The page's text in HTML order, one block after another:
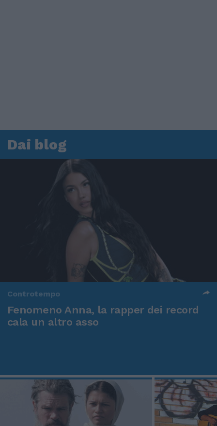
Dai blog
Controtempo
Fenomeno Anna, la rapper dei record
cala un altro asso